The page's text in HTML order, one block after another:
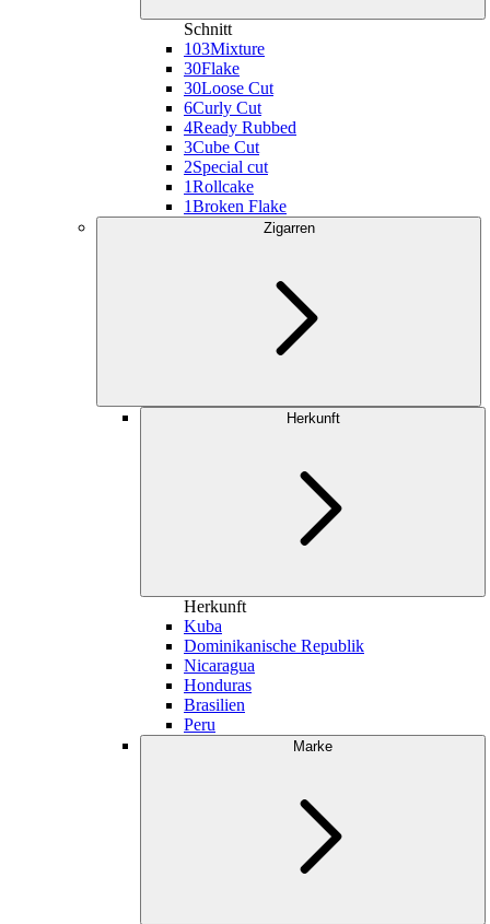
Schnitt
103Mixture
30Flake
30Loose Cut
6Curly Cut
4Ready Rubbed
3Cube Cut
2Special cut
1Rollcake
1Broken Flake
Zigarren
Herkunft
Herkunft
Kuba
Dominikanische Republik
Nicaragua
Honduras
Brasilien
Peru
Marke